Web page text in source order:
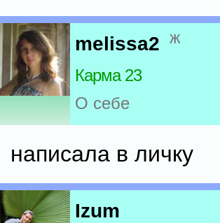
melissa2 ж
Карма 23
О себе
написала в личку
Izum